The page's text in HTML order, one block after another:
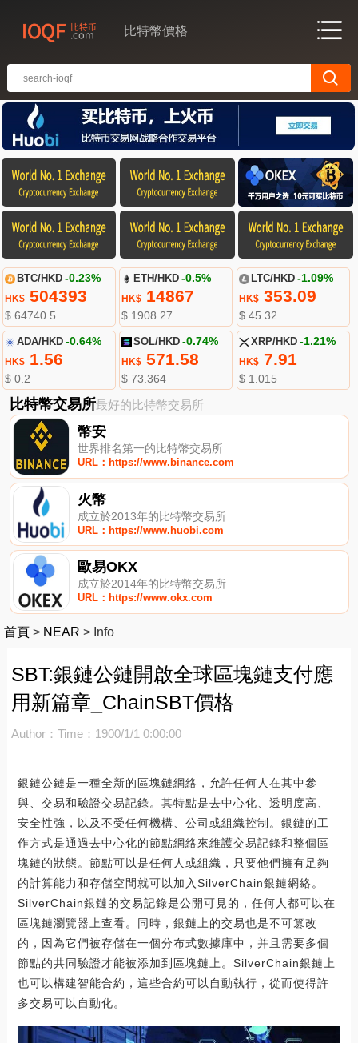
比特幣價格
BTC/HKD -0.23%
HK$504393
$ 64740.5
ETH/HKD -0.5%
HK$ 14867
$ 1908.27
LTC/HKD -1.09%
HK$353.09
$ 45.32
ADA/HKD -0.64%
HK$1.56
$ 0.2
SOL/HKD -0.74%
HK$ 571.58
$ 73.364
XRP/HKD -1.21%
HK$7.91
$ 1.015
比特幣交易所最好的比特幣交易所
幣安
世界排名第一的比特幣交易所
URL：https://www.binance.com
火幣
成立於2013年的比特幣交易所
URL：https://www.huobi.com
歐易OKX
成立於2014年的比特幣交易所
URL：https://www.okx.com
首頁 > NEAR > Info
SBT:銀鏈公鏈開啟全球區塊鏈支付應
用新篇章_ChainSBT價格
Author： Time：1900/1/1 0:00:00
銀鏈公鏈是一種全新的區塊鏈網絡，允許任何人在其中參
與、交易和驗證交易記錄。其特點是去中心化、透明度高、
安全性強，以及不受任何機構、公司或組織控制。銀鏈的工
作方式是通過去中心化的節點網絡來維護交易記錄和整個區
塊鏈的狀態。節點可以是任何人或組織，只要他們擁有足夠
的計算能力和存儲空間就可以加入SilverChain銀鏈網絡。
SilverChain銀鏈的交易記錄是公開可見的，任何人都可以在
區塊鏈瀏覽器上查看。同時，銀鏈上的交易也是不可篡改
的，因為它們被存儲在一個分布式數據庫中，并且需要多個
節點的共同驗證才能被添加到區塊鏈上。SilverChain銀鏈上
也可以構建智能合約，這些合約可以自動執行，從而使得許
多交易可以自動化。